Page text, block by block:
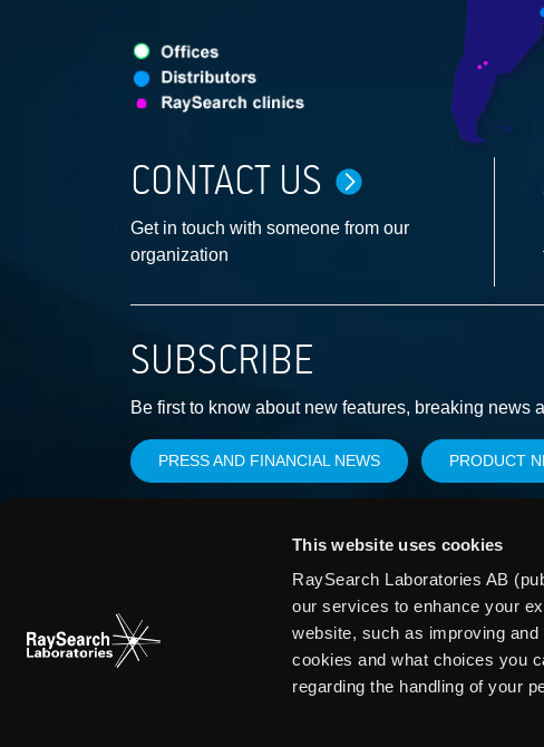
This website uses cookies
RaySearch Laboratories AB
our services to enhance your
website, such as improving
cookies and what choices you
regarding the handling of your
CONTACT US
Get in touch with someone from our
organization
SUBSCRIBE
Be first to know about new features, breaking news
PRESS AND FINANCIAL NEWS PRODUCT